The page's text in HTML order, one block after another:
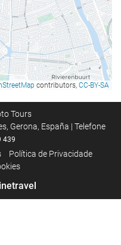
contributors, CC-BY-SA
Tours
Gerona, España | Telefone
439
Política de Privacidade